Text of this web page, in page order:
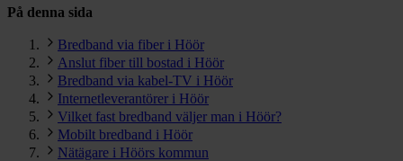
På denna sida
Bredband via fiber i Höör
Anslut fiber till bostad i Höör
Bredband via kabel-TV i Höör
Internetleverantörer i Höör
Vilket fast bredband väljer man i Höör?
Mobilt bredband i Höör
Nätägare i Höörs kommun